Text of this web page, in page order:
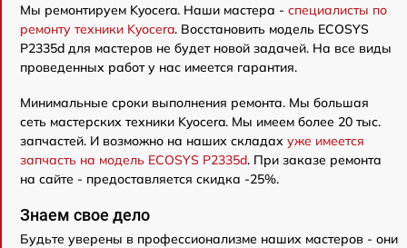
Мы ремонтируем Kyocera. Наши мастера - специалисты по
ремонту техники Kyocera. Восстановить модель ECOSYS
P2335d для мастеров не будет новой задачей. На все виды
проведенных работ у нас имеется гарантия.
Минимальные сроки выполнения ремонта. Мы большая
сеть мастерских техники Kyocera. Мы имеем более 20 тыс.
запчастей. И возможно на наших складах уже имеется
запчасть на модель ECOSYS P2335d. При заказе ремонта
на сайте - предоставляется скидка -25%.
Знаем свое дело
Будьте уверены в профессионализме наших мастеров - они